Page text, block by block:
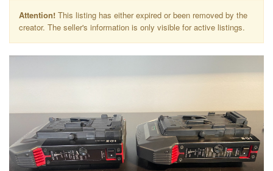
Attention! This listing has either expired or been removed by the
creator. The seller's information is only visible for active listings.